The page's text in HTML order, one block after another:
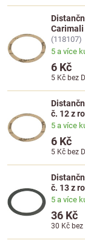
Carimali
(118107)
5 a více
6 Kč
5 Kč bez
č. 12 z
5 a více
6 Kč
5 Kč bez
č. 13 z
5 a více
36 Kč
30 Kč bez